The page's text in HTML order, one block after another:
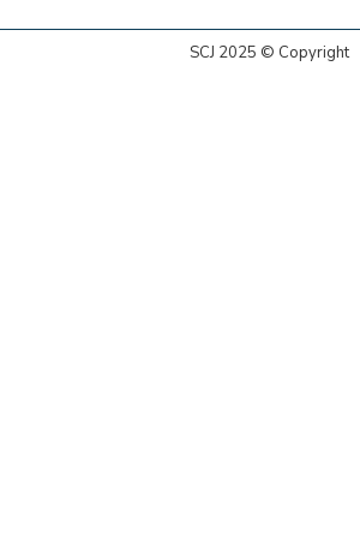
SCJ 2025 © Copyright